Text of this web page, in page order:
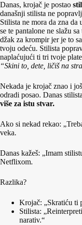
Danas, krojač je postao
današnji stilista ne
Stilista ne mora da zna da
se te pantalone ne slažu
džak za krompir jer je to
tvoju odeću. Stilista
naplaćujući ti tri tvoje
“Skini to, dete, ličiš na
Nekada je krojač znao i
odradi posao. Danas
više za istu stvar.
Ako si nekad rekao:
veka.
Danas kažeš: „Imam
Netflixom.
Razlika?
Krojač: „Skratiću ti
Stilista:
narativ.“